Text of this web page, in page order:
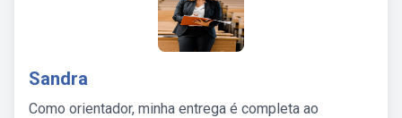
Sandra
Como orientador, minha entrega é completa ao